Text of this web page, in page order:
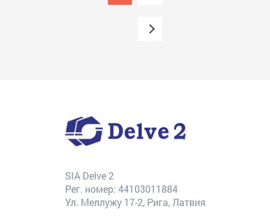
SIA Delve 2
Рег. номер: 44103011884
Ул. Меллужу 17-2, Рига, Латвия